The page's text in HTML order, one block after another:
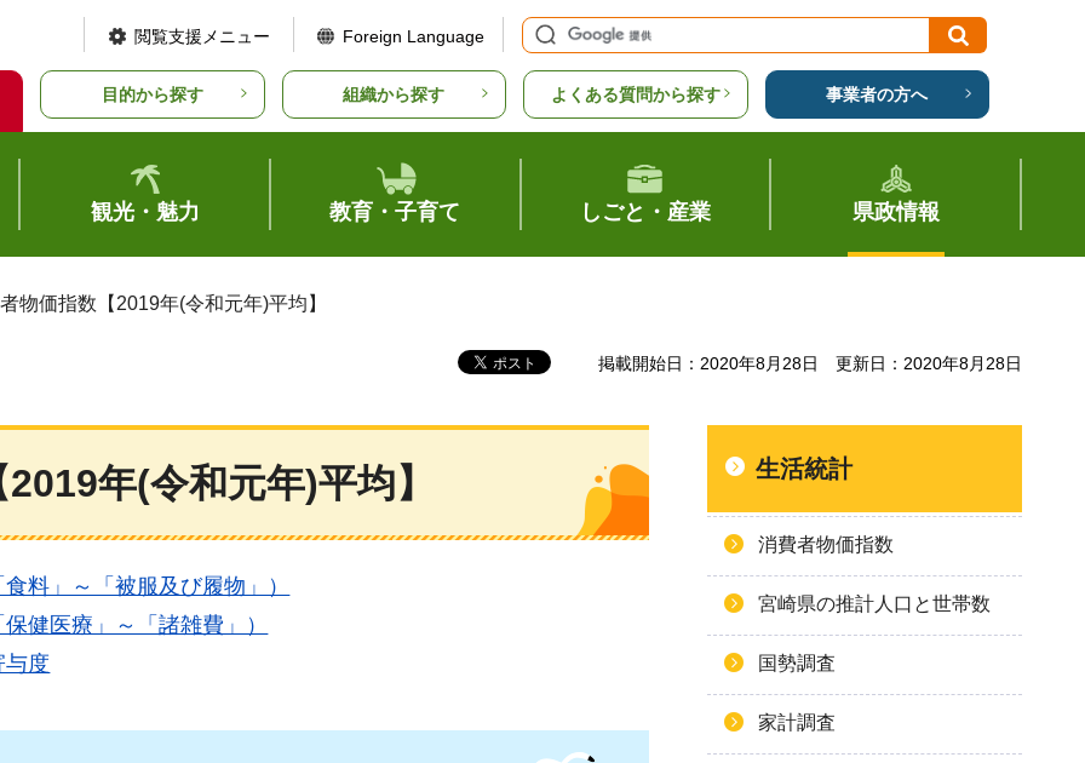
閲覧支援メニュー Foreign Language
目的から探す 組織から探す よくある質問から探す 事業者の方へ
観光・魅力 教育・子育て しごと・産業 県政情報
物価指数【2019年(令和元年)平均】
掲載開始日：2020年8月28日 更新日：2020年8月28日
年(令和元年)平均】
料」～「被服及び履物」）
健医療」～「諸雑費」）
与度
生活統計
消費者物価指数
宮崎県の推計人口と世帯数
国勢調査
家計調査